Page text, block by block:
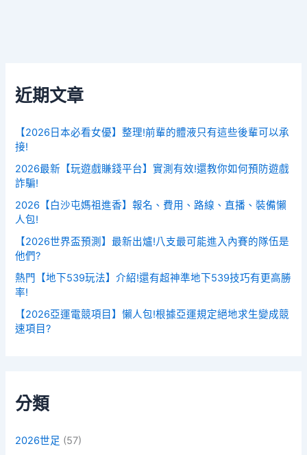
近期文章
【2026日本必看女優】整理!前輩的體液只有這些後輩可以承
接!
2026最新【玩遊戲賺錢平台】實測有效!還教你如何預防遊戲
詐騙!
2026【白沙屯媽祖進香】報名、費用、路線、直播、裝備懶
人包!
【2026世界盃預測】最新出爐!八支最可能進入內賽的隊伍是
他們?
熱門【地下539玩法】介紹!還有超神準地下539技巧有更高勝
率!
【2026亞運電競項目】懶人包!根據亞運規定絕地求生變成競
速項目?
分類
2026世足 (57)